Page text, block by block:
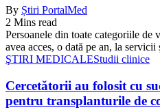
By Știri PortalMed
2 Mins read
Persoanele din toate categoriile de
avea acces, o dată pe an, la
ŞTIRI MEDICALEStudii clinice
Cercetătorii au folosit cu
pentru transplanturile de